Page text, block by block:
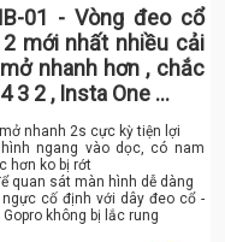
01 - Vòng đeo cổ
mới nhất nhiều cải
nhanh hơn , chắc
3 2 , Insta One ...
nhanh 2s cực kỳ tiện lợi
ngang vào dọc, có nam
hơn ko bị rớt
quan sát màn hình dễ dàng
cố định với dây đeo cổ -
không bị lắc rung